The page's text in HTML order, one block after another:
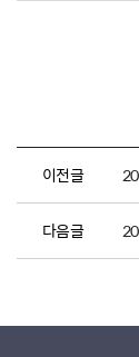
이전글
다음글